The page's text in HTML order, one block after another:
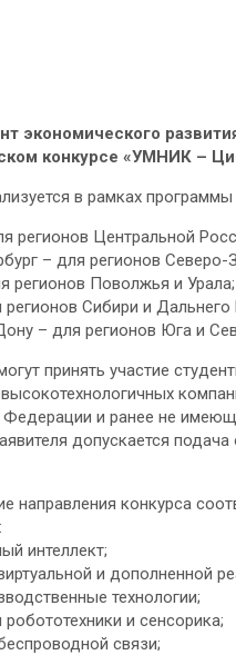
экономического
конкурсе «УМНИК –
в рамках
регионов Центральной
– для регионов Северо-
регионов Поволжья и Урала;
Сибири и Дальнего
– для регионов Юга и
принять участие
Федерации и ранее не
допускается
направления конкурса
интеллект;
и дополненной
технологии;
и сенсорика;
связи;